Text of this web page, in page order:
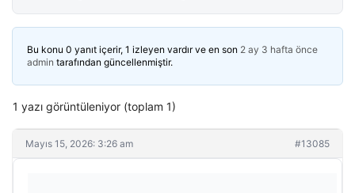
Bu konu 0 yanıt içerir, 1 izleyen vardır ve en son 2 ay 3 hafta önce
admin tarafından güncellenmiştir.
1 yazı görüntüleniyor (toplam 1)
Mayıs 15, 2026: 3:26 am #13085